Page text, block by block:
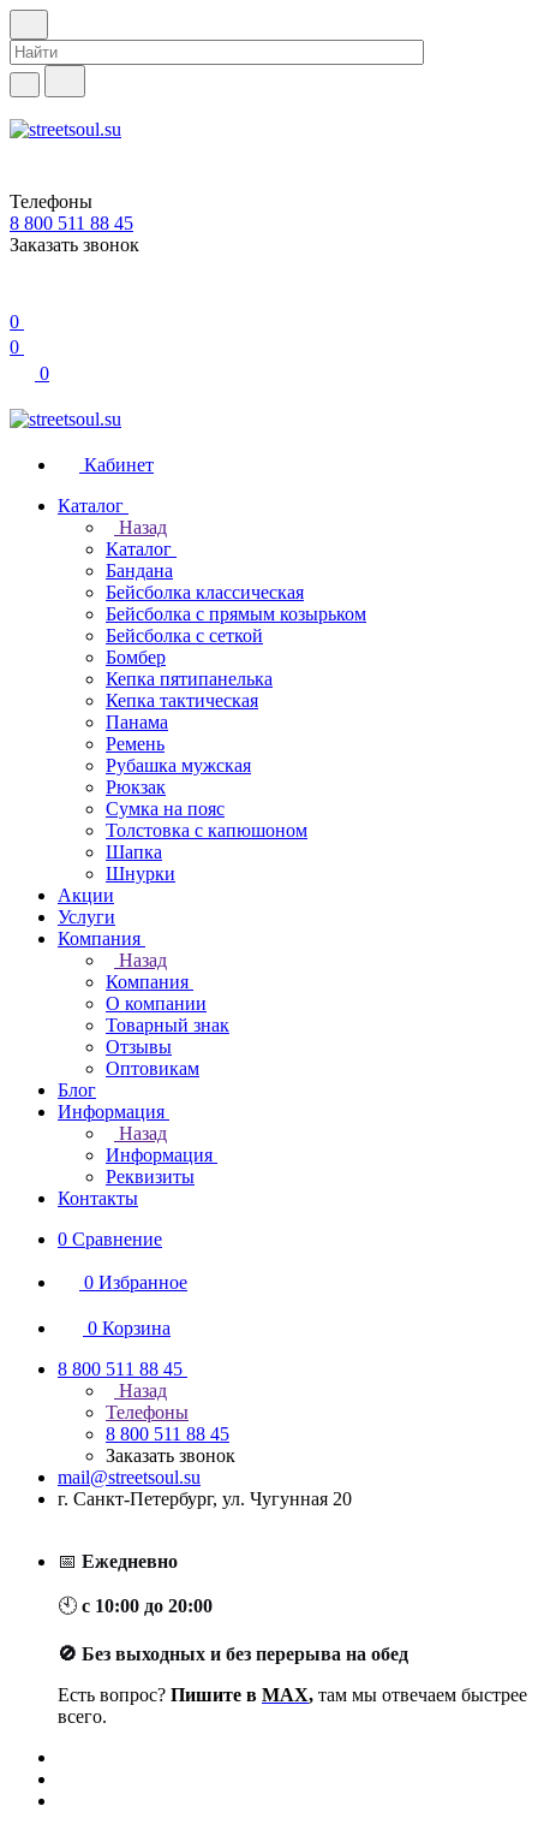
Телефоны
8 800 511 88 45
Заказать звонок
0
0
0
Кабинет
Каталог
Назад
Каталог
Бандана
Бейсболка классическая
Бейсболка с прямым козырьком
Бейсболка с сеткой
Бомбер
Кепка пятипанелька
Кепка тактическая
Панама
Ремень
Рубашка мужская
Рюкзак
Сумка на пояс
Толстовка с капюшоном
Шапка
Шнурки
Акции
Услуги
Компания
Назад
Компания
О компании
Товарный знак
Отзывы
Оптовикам
Блог
Информация
Назад
Информация
Реквизиты
Контакты
0 Сравнение
0 Избранное
0 Корзина
8 800 511 88 45
Назад
Телефоны
8 800 511 88 45
Заказать звонок
mail@streetsoul.su
г. Санкт-Петербург, ул. Чугунная 20
📅 Ежедневно
🕙 с 10:00 до 20:00
🚫 Без выходных и без перерыва на обед
Есть вопрос? Пишите в MAX, там мы отвечаем быстрее
всего.